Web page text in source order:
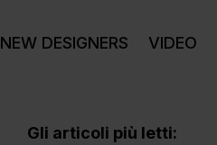
NEW DESIGNERS VIDEO
Gli articoli più letti: